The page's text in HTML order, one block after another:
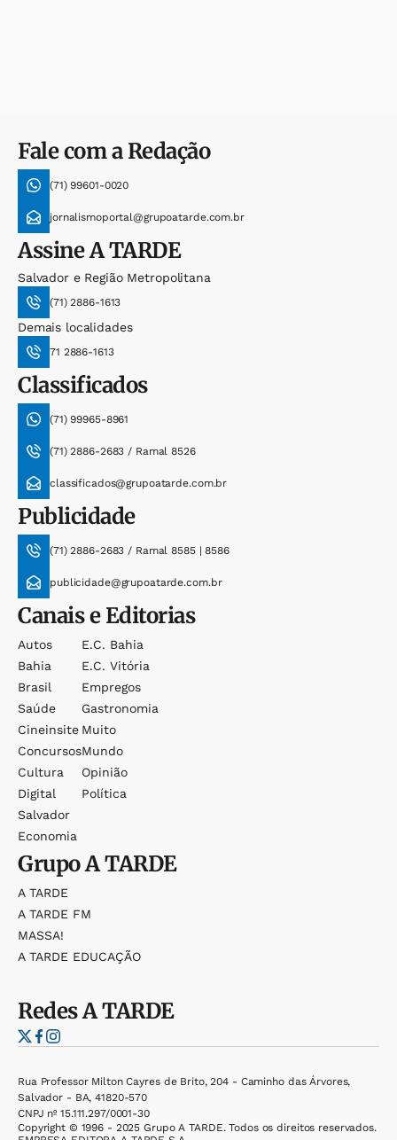
Fale com a Redação
(71) 99601-0020
jornalismoportal@grupoatarde.com.br
AssineA TARDE
Salvador e Região Metropolitana
(71) 2886-1613
Demais localidades
71 2886-1613
Classificados
(71) 99965-8961
(71) 2886-2683 / Ramal 8526
classificados@grupoatarde.com.br
Publicidade
(71) 2886-2683 / Ramal 8585 | 8586
publicidade@grupoatarde.com.br
Canais e Editorias
Autos
Bahia
Brasil
Saúde
Cineinsite
Concursos
Cultura
Digital
Salvador
Economia
E.c. Bahia
E.c. Vitória
Empregos
Gastronomia
Muito
Mundo
Opinião
Política
GrupoA TARDE
A TARDE
A TARDE FM
MASSA!
A TARDE EDUCAÇÃO
RedesA TARDE
Rua Professor Milton Cayres de Brito, 204 - Caminho das Árvores,
Salvador - BA, 41820-570
CNPJ nº 15.111.297/0001-30
Copyright © 1996 - 2025 Grupo A TARDE. Todos os direitos reservados.